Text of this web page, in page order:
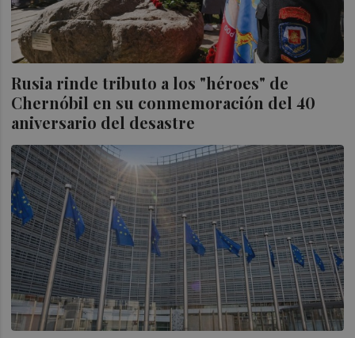
Rusia rinde tributo a los "héroes" de
Chernóbil en su conmemoración del 40
aniversario del desastre